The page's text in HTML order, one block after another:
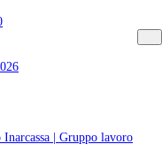
| Gruppo lavoro